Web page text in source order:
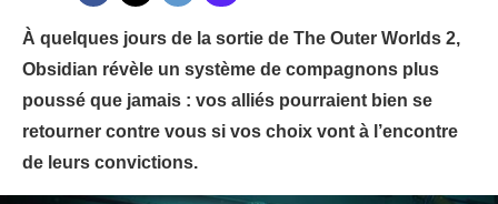
À quelques jours de la sortie de The Outer Worlds 2,
Obsidian révèle un système de compagnons plus
poussé que jamais : vos alliés pourraient bien se
retourner contre vous si vos choix vont à l’encontre
de leurs convictions.